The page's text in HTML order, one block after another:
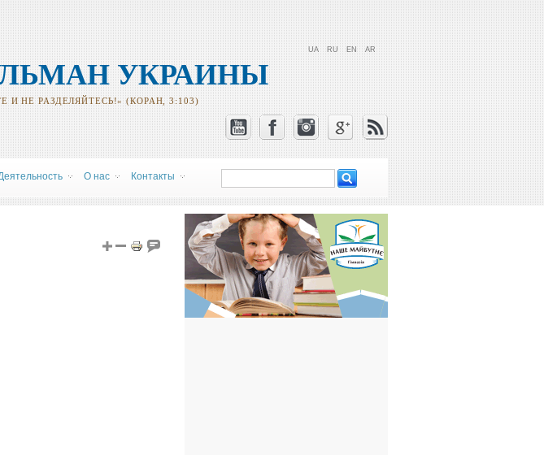
УКРАИНЫ
И НЕ РАЗДЕЛЯЙТЕСЬ!» (КОРАН, 3:103)
UA RU EN AR
О нас Контакты Форма поиска